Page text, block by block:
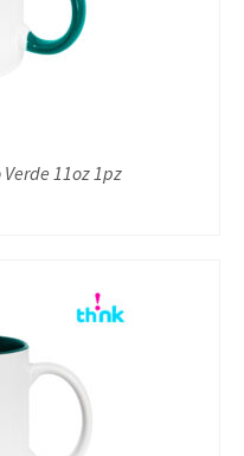
11oz 1pz